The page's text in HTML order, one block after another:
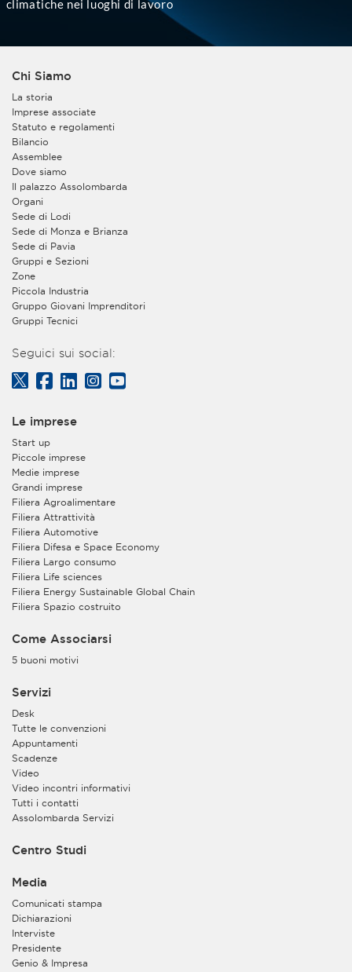
climatiche nei luoghi di lavoro
Chi Siamo
La storia
Imprese associate
Statuto e regolamenti
Bilancio
Assemblee
Dove siamo
Il palazzo Assolombarda
Organi
Sede di Lodi
Sede di Monza e Brianza
Sede di Pavia
Gruppi e Sezioni
Zone
Piccola Industria
Gruppo Giovani Imprenditori
Gruppi Tecnici
Seguici sui social:
Le imprese
Start up
Piccole imprese
Medie imprese
Grandi imprese
Filiera Agroalimentare
Filiera Attrattività
Filiera Automotive
Filiera Difesa e Space Economy
Filiera Largo consumo
Filiera Life sciences
Filiera Energy Sustainable Global Chain
Filiera Spazio costruito
Come Associarsi
5 buoni motivi
Servizi
Desk
Tutte le convenzioni
Appuntamenti
Scadenze
Video
Video incontri informativi
Tutti i contatti
Assolombarda Servizi
Centro Studi
Media
Comunicati stampa
Dichiarazioni
Interviste
Presidente
Genio & Impresa